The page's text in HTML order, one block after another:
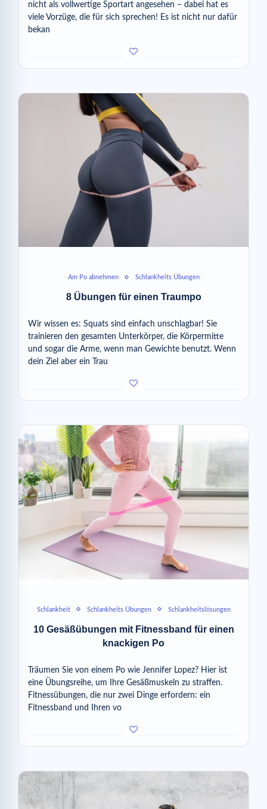
nicht als vollwertige Sportart angesehen – dabei hat es
viele Vorzüge, die für sich sprechen! Es ist nicht nur dafür
bekan
Am Po abnehmen Schlankheits Übungen
8 Übungen für einen Traumpo
Wir wissen es: Squats sind einfach unschlagbar! Sie
trainieren den gesamten Unterkörper, die Körpermitte
und sogar die Arme, wenn man Gewichte benutzt. Wenn
dein Ziel aber ein Trau
Schlankheit Schlankheits Übungen Schlankheitslösungen
10 Gesäßübungen mit Fitnessband für einen
knackigen Po
Träumen Sie von einem Po wie Jennifer Lopez? Hier ist
eine Übungsreihe, um Ihre Gesäßmuskeln zu straffen.
Fitnessübungen, die nur zwei Dinge erfordern: ein
Fitnessband und Ihren vo